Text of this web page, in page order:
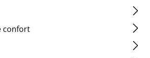
confort